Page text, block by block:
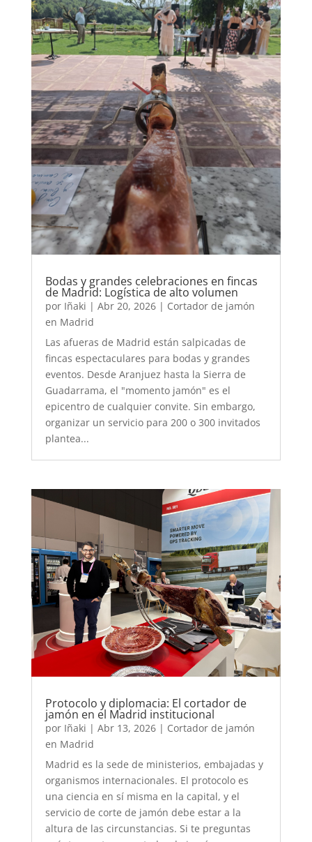
Bodas y grandes celebraciones en fincas
de Madrid: Logística de alto volumen
por Iñaki | Abr 20, 2026| Cortador de jamón
en Madrid
Las afueras de Madrid están salpicadas de
fincas espectaculares para bodas y grandes
eventos. Desde Aranjuez hasta la Sierra de
Guadarrama, el "momento jamón" es el
epicentro de cualquier convite. Sin embargo,
organizar un servicio para 200 o 300 invitados
plantea...
Protocolo y diplomacia: El cortador de
jamón en el Madrid institucional
por Iñaki | Abr 13, 2026| Cortador de jamón
en Madrid
Madrid es la sede de ministerios, embajadas y
organismos internacionales. El protocolo es
una ciencia en sí misma en la capital, y el
servicio de corte de jamón debe estar a la
altura de las circunstancias. Si te preguntas